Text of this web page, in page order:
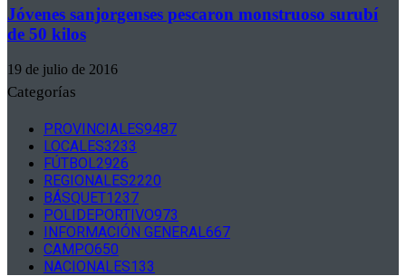
Jóvenes sanjorgenses pescaron monstruoso surubí
de 50 kilos
19 de julio de 2016
Categorías
PROVINCIALES9487
LOCALES3233
FÚTBOL2926
REGIONALES2220
BÁSQUET1237
POLIDEPORTIVO973
INFORMACIÓN GENERAL667
CAMPO650
NACIONALES133